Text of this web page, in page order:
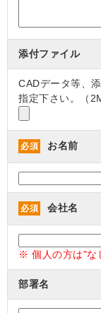
添付ファイル
CADデータ等、
指定下さい。（
必須 お名前
必須 会社名
※ 個人の方は"な
部署名